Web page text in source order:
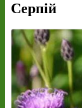
Серпій